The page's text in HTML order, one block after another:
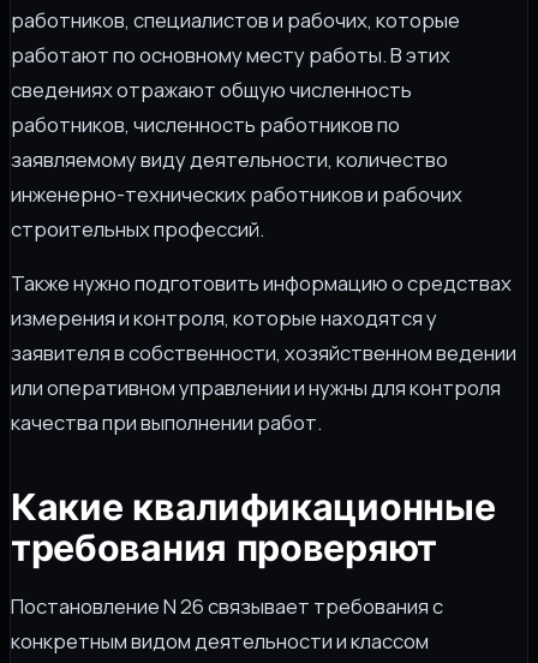
работников, специалистов и рабочих, которые
работают по основному месту работы. В этих
сведениях отражают общую численность
работников, численность работников по
заявляемому виду деятельности, количество
инженерно-технических работников и рабочих
строительных профессий.
Также нужно подготовить информацию о средствах
измерения и контроля, которые находятся у
заявителя в собственности, хозяйственном ведении
или оперативном управлении и нужны для контроля
качества при выполнении работ.
Какие квалификационные
требования проверяют
Постановление N 26 связывает требования с
конкретным видом деятельности и классом